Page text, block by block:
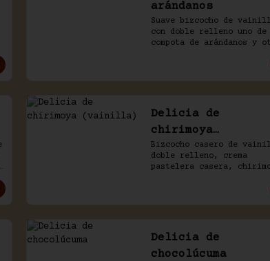
arándanos
Suave bizcocho de
con doble relleno uno de
compota de arándanos y
Delicia de
chirimoya
(vainilla)
Bizcocho casero de
doble relleno, crema
pastelera casera,
naked de chantilly,
Delicia de
chocolúcuma